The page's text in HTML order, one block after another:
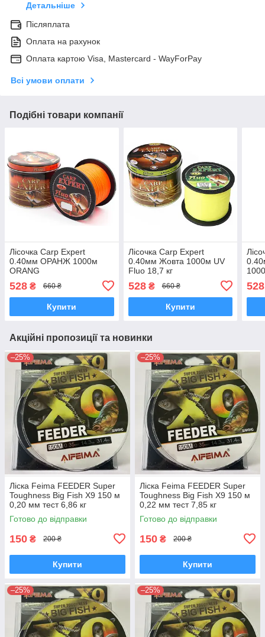
Детальніше
Післяплата
Оплата на рахунок
Оплата картою Visa, Mastercard - WayForPay
Всі умови оплати
Подібні товари компанії
Лісочка Carp Expert
0.40мм ОРАНЖ 1000м
ORANG
528 ₴ 660 ₴
Купити
Лісочка Carp Expert
0.40мм Жовта 1000м UV
Fluo 18,7 кг
528₴ 660 ₴
Купити
528
Акційні пропозиції та новинки
–25%
Ліска Feima FEEDER Super
Toughness Big Fish X9 150 м
0,20 мм тест 6,86 кг
Готово до відправки
150 ₴ 200 ₴
Купити
–25%
Ліска Feima FEEDER Super
Toughness Big Fish X9 150 м
0,22 мм тест 7,85 кг
Готово до відправки
150 ₴ 200 ₴
Купити
–25% –25%